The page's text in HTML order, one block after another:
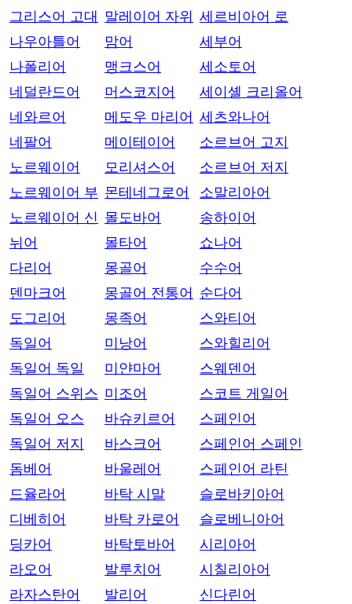
그리스어 고대
나우아틀어
나폴리어
네덜란드어
네와르어
네팔어
노르웨이어
노르웨이어 부
노르웨이어 신
뉘어
다리어
덴마크어
도그리어
독일어
독일어 독일
독일어 스위스
독일어 오스
독일어 저지
돔베어
드율라어
디베히어
딩카어
라오어
라자스탄어
말레이어 자위
맘어
맹크스어
머스코지어
메도우 마리어
메이테이어
모리셔스어
몬테네그로어
몰도바어
몰타어
몽골어
몽골어 전통어
몽족어
미낭어
미얀마어
미조어
바슈키르어
바스크어
바울레어
바탁 시말
바탁 카로어
바탁토바어
발루치어
발리어
세르비아어 로
세부어
세소토어
세이셸 크리올어
세츠와나어
소르브어 고지
소르브어 저지
소말리아어
송하이어
쇼나어
수수어
순다어
스와티어
스와힐리어
스웨덴어
스코트 게일어
스페인어
스페인어 스페인
스페인어 라틴
슬로바키아어
슬로베니아어
시리아어
시칠리아어
신다린어